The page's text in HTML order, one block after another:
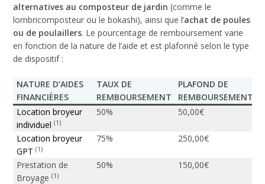
alternatives au composteur de jardin (comme le
lombricomposteur ou le bokashi), ainsi que l’achat de poules
ou de poulaillers. Le pourcentage de remboursement varie
en fonction de la nature de l’aide et est plafonné selon le type
de dispositif :
NATURE D’AIDES
FINANCIÈRES
TAUX DE
REMBOURSEMENT
PLAFOND DE
REMBOURSEMENT
Location broyeur
individuel (1)
50% 50,00€
Location broyeur
GPT (1)
75% 250,00€
Prestation de
Broyage(1)
50% 150,00€